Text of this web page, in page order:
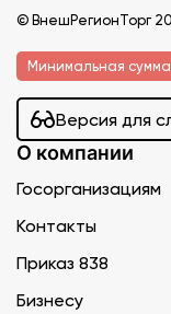
© ВнешРегионТорг
Минимальная
Версия для
О компании
Госорганизациям
Контакты
Приказ 838
Бизнесу